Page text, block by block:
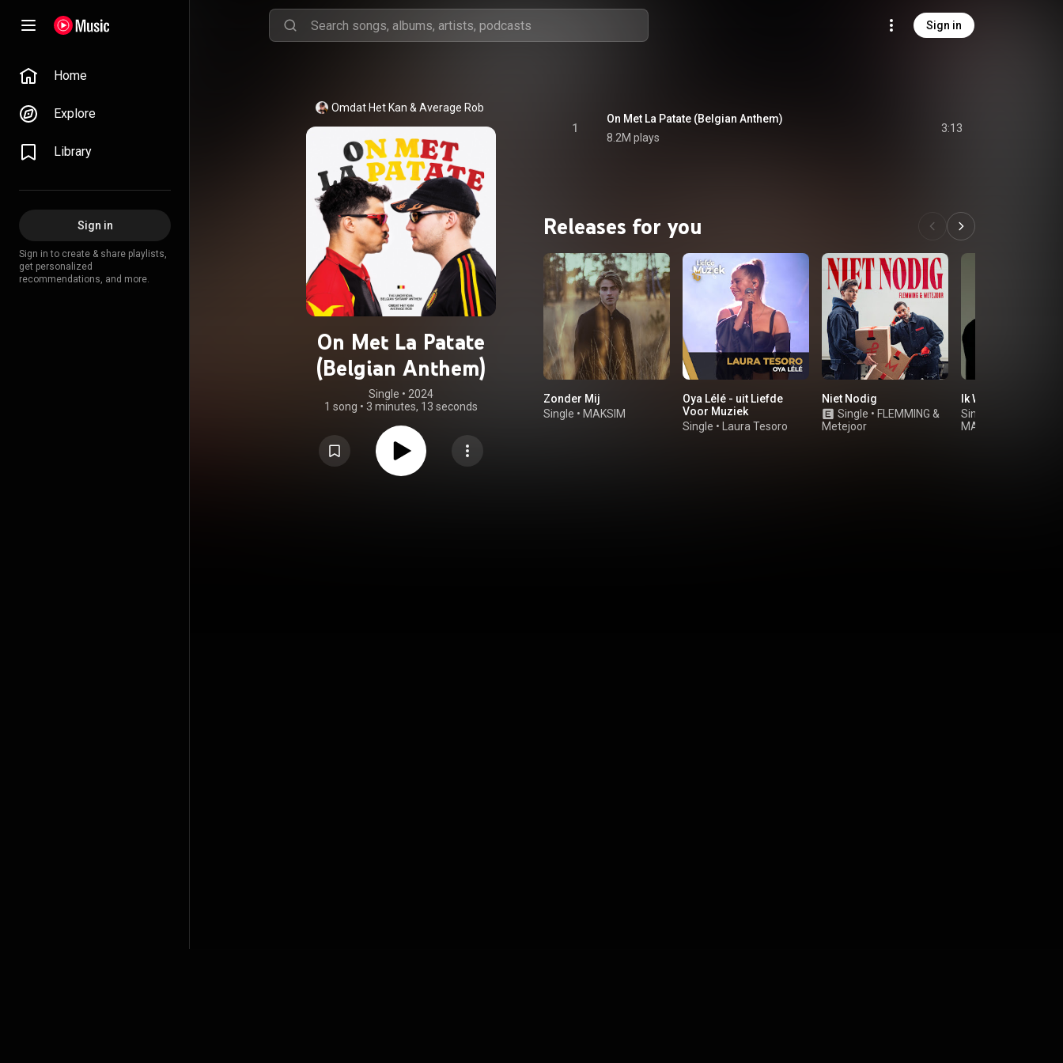
Sign in
Home
Explore
Library
Sign in
Sign in to create & share playlists,
get personalized
recommendations, and more.
Omdat Het Kan & Average Rob
On Met La Patate
(Belgian Anthem)
Single • 2024
1 song • 3 minutes, 13 seconds
1
On Met La Patate (Belgian Anthem)
8.2M plays
3:13
Releases for you
Zonder Mij
Single • MAKSIM
Oya Lélé - uit Liefde
Voor Muziek
Single • Laura Tesoro
Niet Nodig
Single • FLEMMING &
Metejoor
Ik Wil Dat Je Liegt
Single
MAKSIM